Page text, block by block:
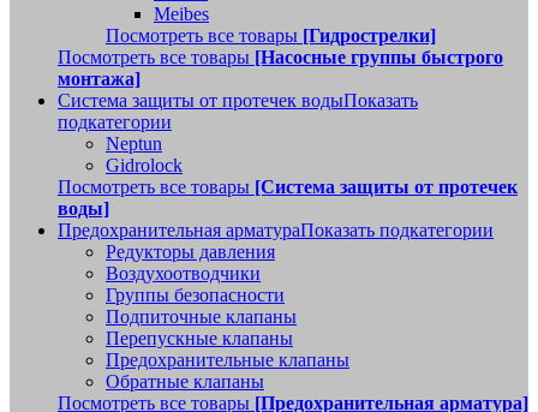
Meibes
Посмотреть все товары [Гидрострелки]
Посмотреть все товары [Насосные группы быстрого
монтажа]
Система защиты от протечек водыПоказать
подкатегории
Neptun
Gidrolock
Посмотреть все товары [Система защиты от протечек
воды]
Предохранительная арматураПоказать подкатегории
Редукторы давления
Воздухоотводчики
Группы безопасности
Подпиточные клапаны
Перепускные клапаны
Предохранительные клапаны
Обратные клапаны
Посмотреть все товары [Предохранительная арматура]